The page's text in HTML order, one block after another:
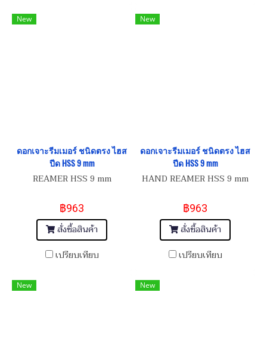
New
ดอกเจาะรีมเมอร์ ชนิดตรง ไฮส
ปีด HSS 9 mm
REAMER HSS 9 mm
฿963
สั่งซื้อสินค้า
เปรียบเทียบ
New
ดอกเจาะรีมเมอร์ ชนิดตรง ไฮส
ปีด HSS 9 mm
HAND REAMER HSS 9 mm
฿963
สั่งซื้อสินค้า
เปรียบเทียบ
New New